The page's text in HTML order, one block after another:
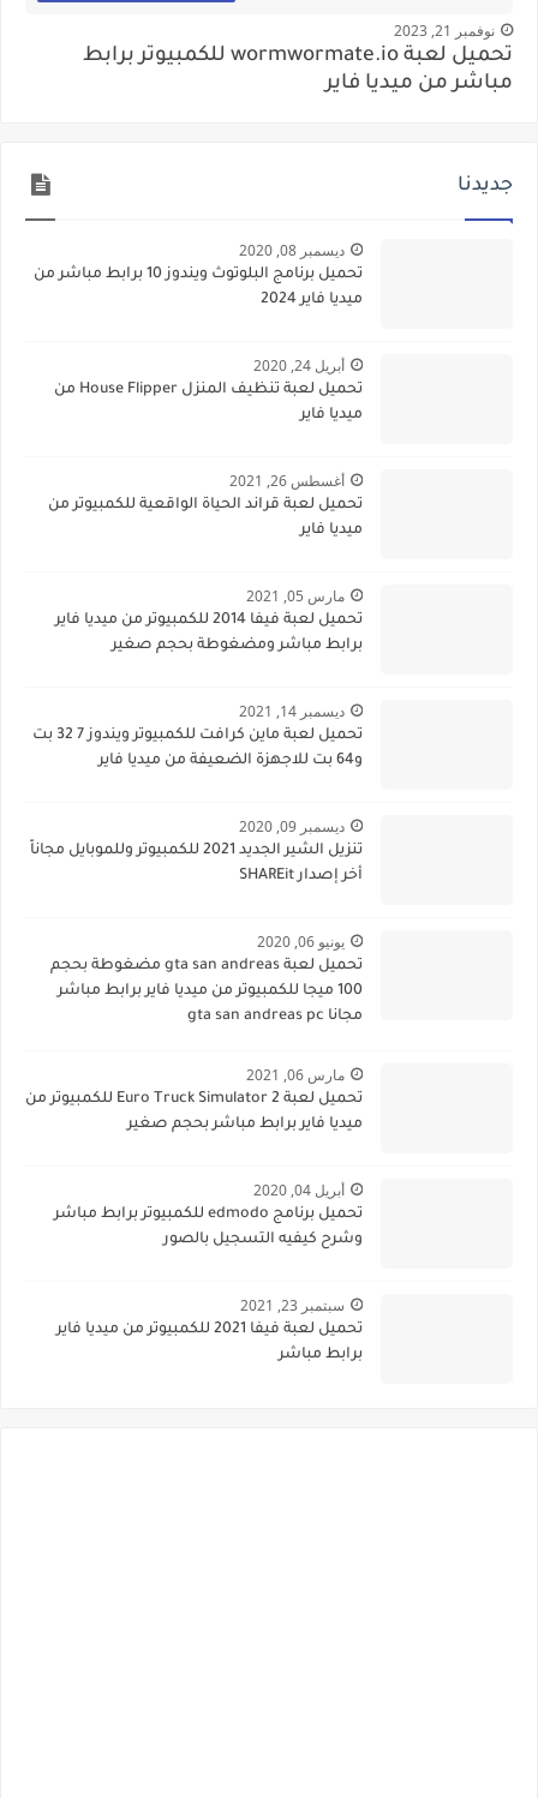
نوفمبر 21, 2023
تحميل لعبة wormwormate.io للكمبيوتر برابط
مباشر من ميديا فاير
جديدنا
ديسمبر 08, 2020
تحميل برنامج البلوتوث ويندوز 10 برابط مباشر من
ميديا فاير 2024
أبريل 24, 2020
تحميل لعبة تنظيف المنزل House Flipper من
ميديا فاير
أغسطس 26, 2021
تحميل لعبة قراند الحياة الواقعية للكمبيوتر من
ميديا فاير
مارس 05, 2021
تحميل لعبة فيفا 2014 للكمبيوتر من ميديا فاير
برابط مباشر ومضغوطة بحجم صغير
ديسمبر 14, 2021
تحميل لعبة ماين كرافت للكمبيوتر ويندوز 7 32 بت
و64 بت للاجهزة الضعيفة من ميديا فاير
ديسمبر 09, 2020
تنزيل الشير الجديد 2021 للكمبيوتر وللموبايل مجاناً
أخر إصدار SHAREit
يونيو 06, 2020
تحميل لعبة gta san andreas مضغوطة بحجم
100 ميجا للكمبيوتر من ميديا فاير برابط مباشر
مجانا gta san andreas pc
مارس 06, 2021
تحميل لعبة Euro Truck Simulator 2 للكمبيوتر من
ميديا فاير برابط مباشر بحجم صغير
أبريل 04, 2020
تحميل برنامج edmodo للكمبيوتر برابط مباشر
وشرح كيفيه التسجيل بالصور
سبتمبر 23, 2021
تحميل لعبة فيفا 2021 للكمبيوتر من ميديا فاير
برابط مباشر